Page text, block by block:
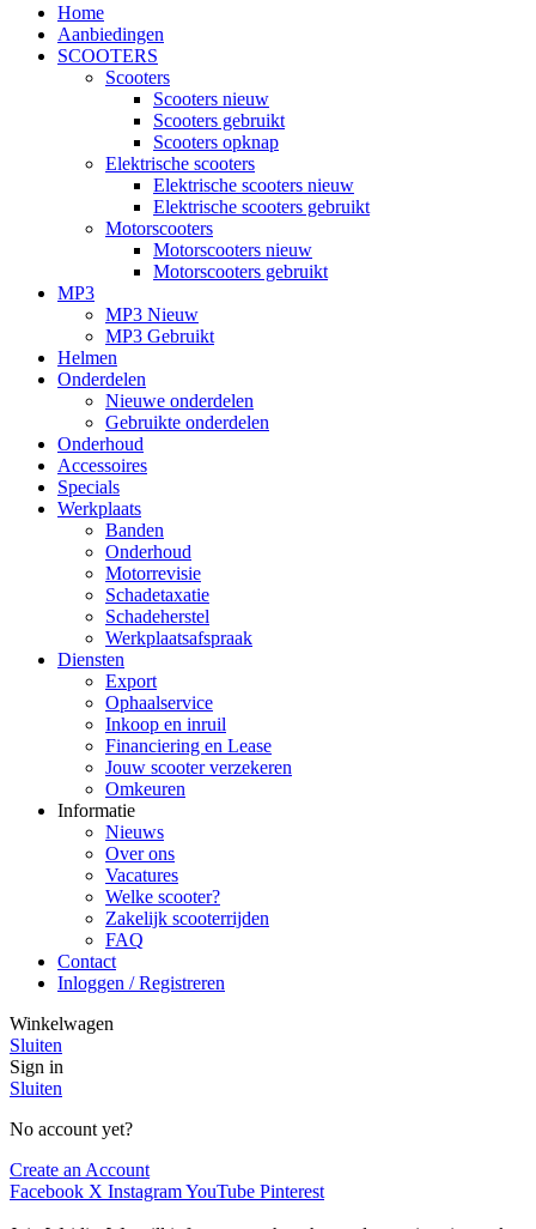
Home
Aanbiedingen
SCOOTERS
Scooters
Scooters nieuw
Scooters gebruikt
Scooters opknap
Elektrische scooters
Elektrische scooters nieuw
Elektrische scooters gebruikt
Motorscooters
Motorscooters nieuw
Motorscooters gebruikt
MP3
MP3 Nieuw
MP3 Gebruikt
Helmen
Onderdelen
Nieuwe onderdelen
Gebruikte onderdelen
Onderhoud
Accessoires
Specials
Werkplaats
Banden
Onderhoud
Motorrevisie
Schadetaxatie
Schadeherstel
Werkplaatsafspraak
Diensten
Export
Ophaalservice
Inkoop en inruil
Financiering en Lease
Jouw scooter verzekeren
Omkeuren
Informatie
Nieuws
Over ons
Vacatures
Welke scooter?
Zakelijk scooterrijden
FAQ
Contact
Inloggen / Registreren
Winkelwagen
Sluiten
Sign in
Sluiten
No account yet?
Create an Account
Facebook X InstagramYouTube Pinterest